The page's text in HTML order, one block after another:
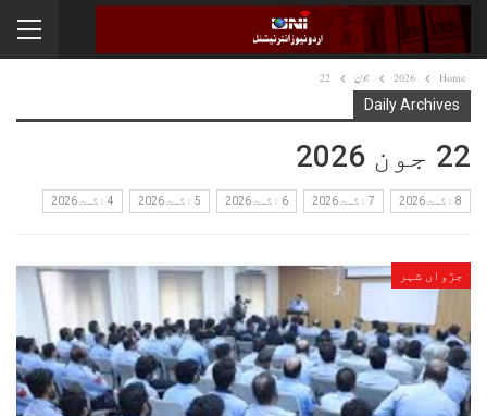
Home
2026 جون 22
Daily Archives
22 جون 2026
8 اگست 2026 7 اگست 2026 6 اگست 2026 5 اگست 2026 4 اگست 2026
جڑواں شہر